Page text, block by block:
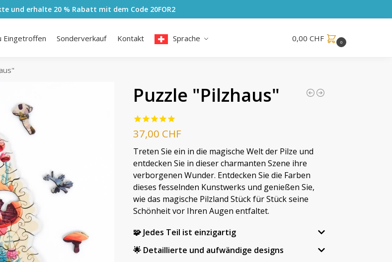
und erhalte 20 % Rabatt mit dem Code 20FOR2
Eingetroffen Sonderverkauf Kontakt Sprache 0,00 CHF 0
Puzzle "Pilzhaus"
37,00 CHF
Treten Sie ein in die magische Welt der Pilze und
entdecken Sie in dieser charmanten Szene ihre
verborgenen Wunder. Entdecken Sie die Farben
dieses fesselnden Kunstwerks und genießen Sie,
wie das magische Pilzland Stück für Stück seine
Schönheit vor Ihren Augen entfaltet.
🧩 Jedes Teil ist einzigartig
🌟 Detaillierte und aufwändige designs